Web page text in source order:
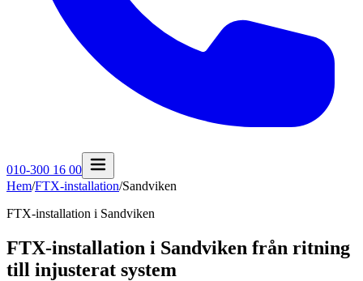
010-300 16 00
Hem/FTX-installation/Sandviken
FTX-installation i Sandviken
FTX-installation i Sandviken från ritning
till injusterat system